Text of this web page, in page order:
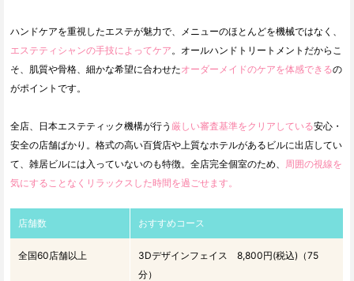
ハンドケアを重視したエステが魅力で、メニューのほとんどを機械ではなく、
エステティシャンの手技によってケア 。オールハンドトリートメントだからこ
そ、肌質や骨格、細かな希望に合わせたオーダーメイドのケアを体感できるの
がポイントです。
全店、日本エステティック機構が行う 厳しい審査基準をクリアしている安心・
安全の店舗ばかり。格式の高い百貨店や上質なホテルがあるビルに出店してい
て、雑居ビルには入っていないのも特徴。全店完全個室のため、 周囲の視線を
気にすることなくリラックスした時間を過ごせます。
店舗数 おすすめコース
全国60店舗以上
3Dデザインフェイス 8,800円(税込)（75
分）